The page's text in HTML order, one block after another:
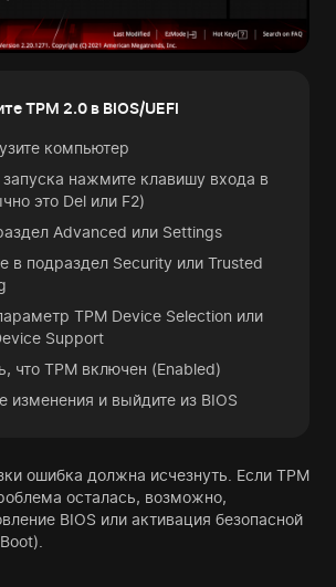
TPM 2.0 в BIOS/UEFI
компьютер
нажмите клавишу входа в
это Del или F2)
Advanced или Settings
в подраздел Security или Trusted
TPM Device Selection или
Support
что TPM включен (Enabled)
изменения и выйдите из BIOS
ошибка должна исчезнуть. Если TPM
осталась, возможно,
BIOS или активация безопасной